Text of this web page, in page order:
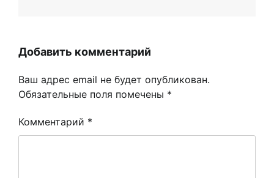
Добавить комментарий
Ваш адрес email не будет опубликован.
Обязательные поля помечены *
Комментарий *